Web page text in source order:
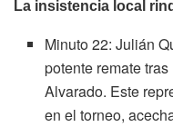
La insistencia local
Minuto 22: Julián
potente remate
Alvarado. Este
en el torneo,